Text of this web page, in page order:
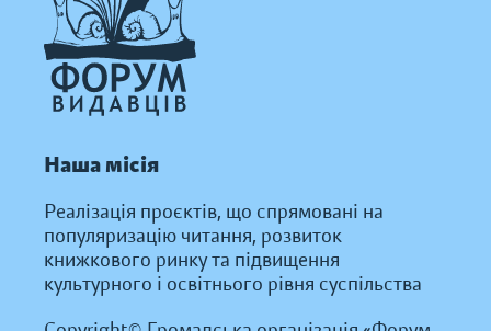
Наша місія
Реалізація проєктів, що спрямовані на
популяризацію читання, розвиток
книжкового ринку та підвищення
культурного і освітнього рівня суспільства